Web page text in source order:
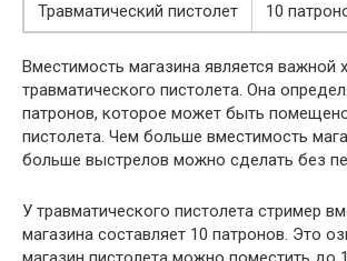
Травматический пистолет
10
Вместимость магазина является важной
травматического пистолета. Она
патронов, которое может быть
пистолета. Чем больше вместимость
больше выстрелов можно сделать без
У травматического пистолета стример
магазина составляет 10 патронов. Это